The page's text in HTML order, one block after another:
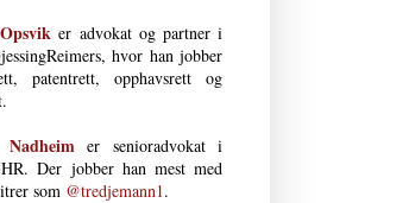
er advokat og partner i
hvor han jobber
patentrett, opphavsrett og
er senioradvokat i
Der jobber han mest med
som @tredjemann1.